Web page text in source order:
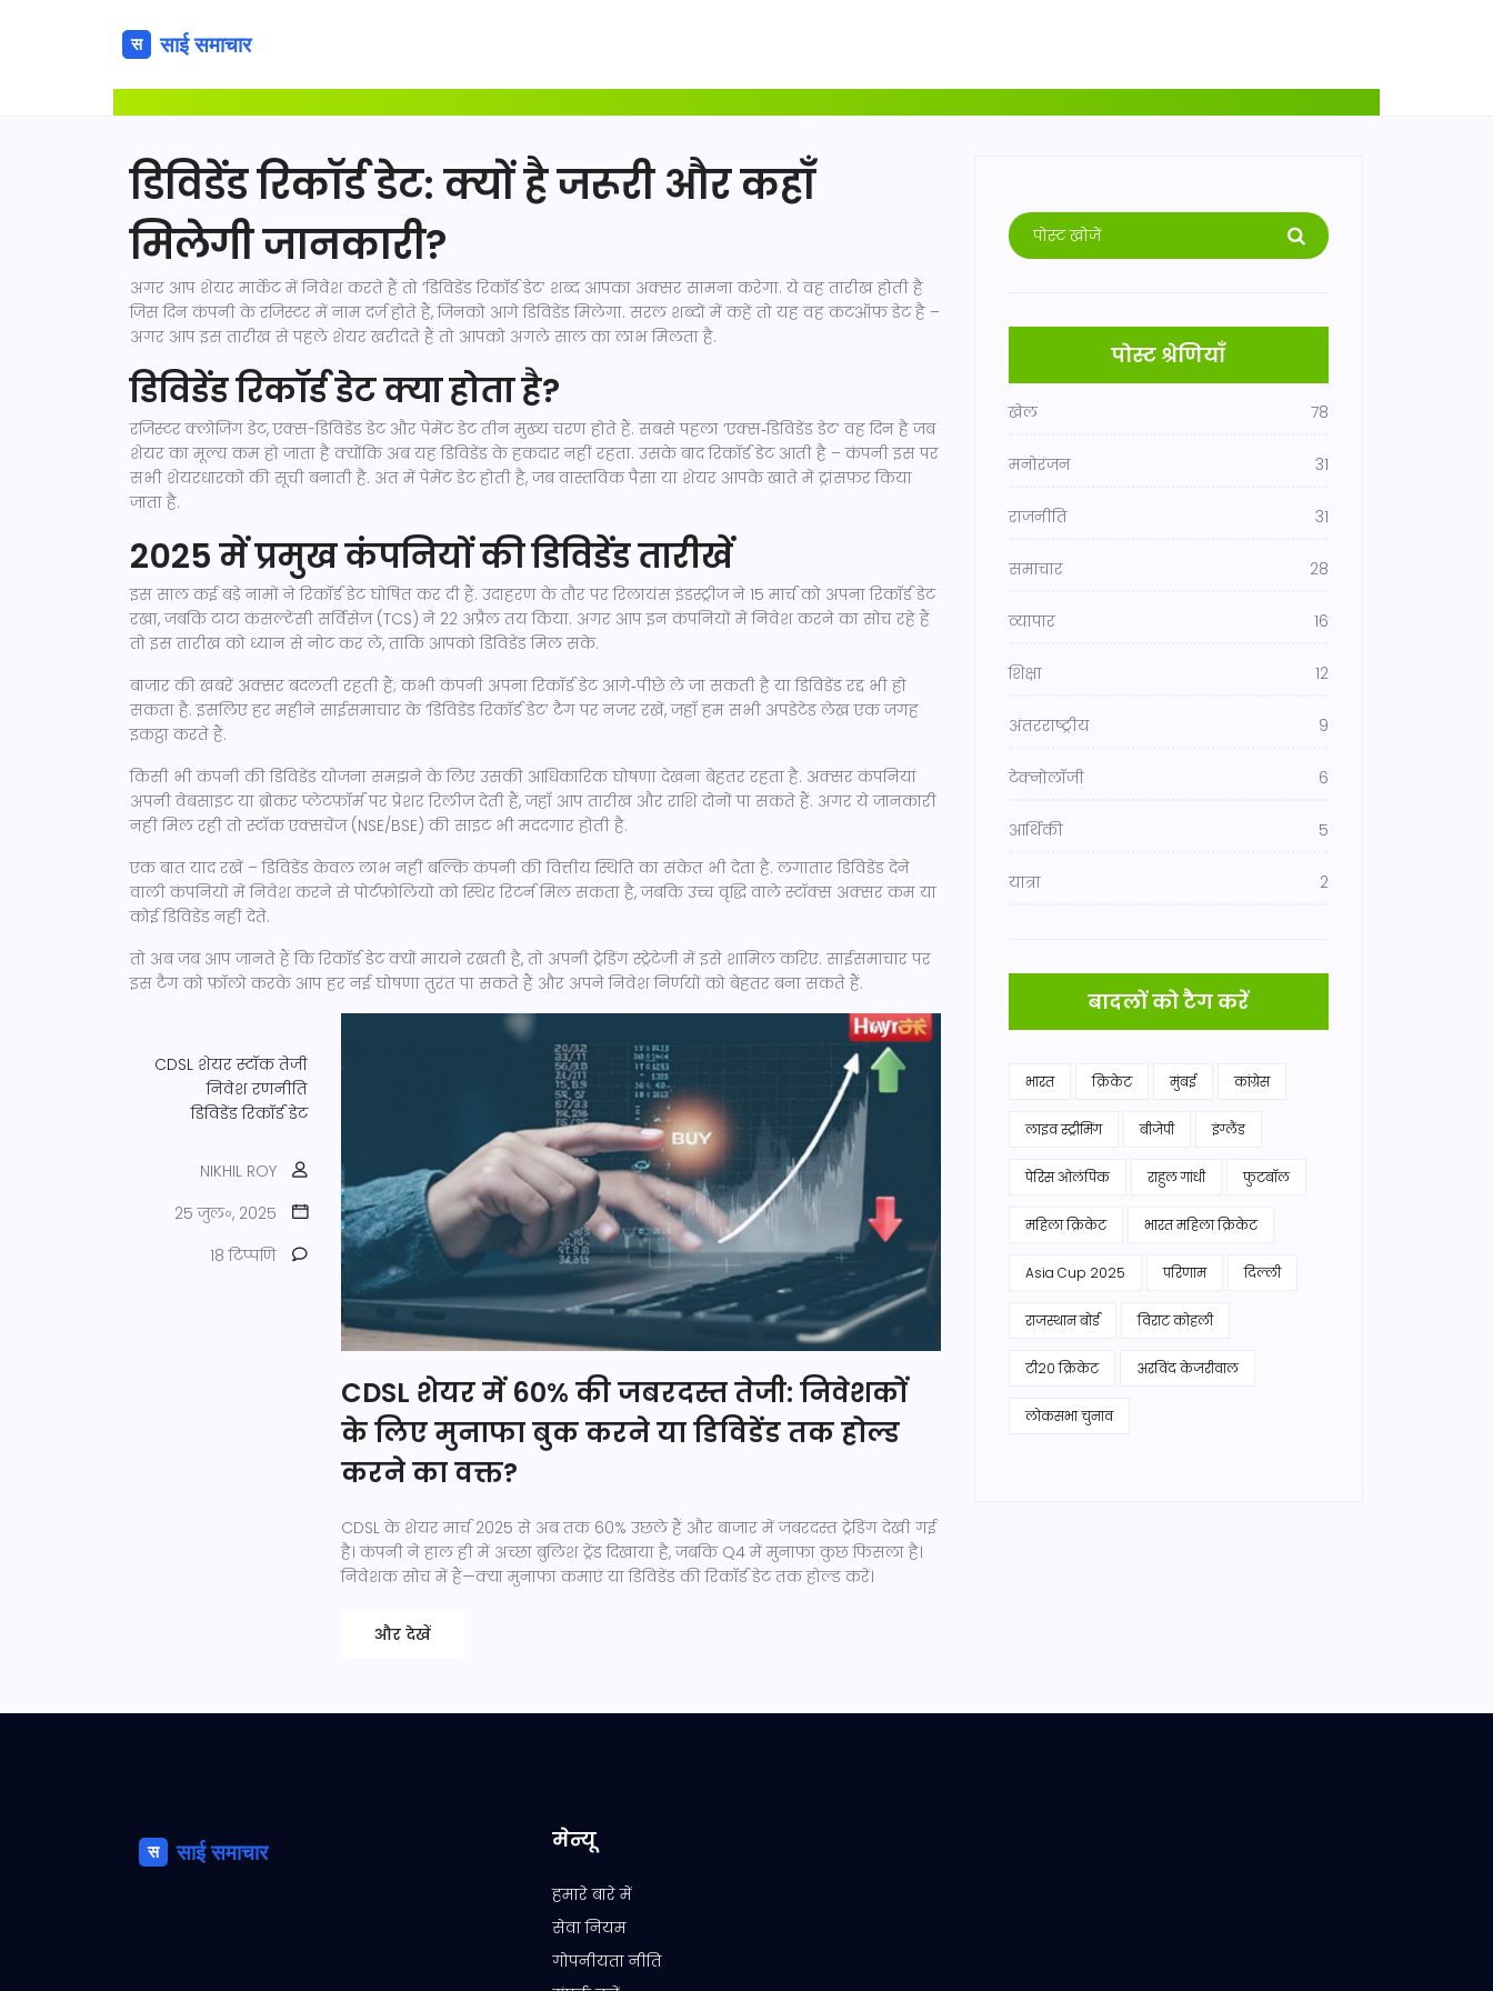
डिविडेंड रिकॉर्ड डेट: क्यों है जरूरी और कहाँ
मिलेगी जानकारी?
अगर आप शेयर मार्केट में निवेश करते हैं तो ‘डिविडेंड रिकॉर्ड डेट’ शब्द आपका अक्सर सामना करेगा. ये वह तारीख होती है
जिस दिन कंपनी के रजिस्टर में नाम दर्ज होते हैं, जिनको आगे डिविडेंड मिलेगा. सरल शब्दों में कहें तो यह वह कटऑफ़ डेट है –
अगर आप इस तारीख से पहले शेयर खरीदते हैं तो आपको अगले साल का लाभ मिलता है.
डिविडेंड रिकॉर्ड डेट क्या होता है?
रजिस्टर क्लोजिंग डेट, एक्स-डिविडेंड डेट और पेमेंट डेट तीन मुख्य चरण होते हैं. सबसे पहला ‘एक्स‑डिविडेंड डेट’ वह दिन है जब
शेयर का मूल्य कम हो जाता है क्योंकि अब यह डिविडेंड के हकदार नहीं रहता. उसके बाद रिकॉर्ड डेट आती है – कंपनी इस पर
सभी शेयरधारकों की सूची बनाती है. अंत में पेमेंट डेट होती है, जब वास्तविक पैसा या शेयर आपके खाते में ट्रांसफ़र किया
जाता है.
2025 में प्रमुख कंपनियों की डिविडेंड तारीखें
इस साल कई बड़े नामों ने रिकॉर्ड डेट घोषित कर दी हैं. उदाहरण के तौर पर रिलायंस इंडस्ट्रीज ने 15 मार्च को अपना रिकॉर्ड डेट
रखा, जबकि टाटा कंसल्टेंसी सर्विसेज़ (TCS) ने 22 अप्रैल तय किया. अगर आप इन कंपनियों में निवेश करने का सोच रहे हैं
तो इस तारीख को ध्यान से नोट कर लें, ताकि आपको डिविडेंड मिल सके.
बाजार की खबरें अक्सर बदलती रहती हैं; कभी कंपनी अपना रिकॉर्ड डेट आगे‑पीछे ले जा सकती है या डिविडेंड रद्द भी हो
सकता है. इसलिए हर महीने साईसमाचार के ‘डिविडेंड रिकॉर्ड डेट’ टैग पर नजर रखें, जहाँ हम सभी अपडेटेड लेख एक जगह
इकट्ठा करते हैं.
किसी भी कंपनी की डिविडेंड योजना समझने के लिए उसकी आधिकारिक घोषणा देखना बेहतर रहता है. अक्सर कंपनियां
अपनी वेबसाइट या ब्रोकर प्लेटफ़ॉर्म पर प्रेशर रिलीज़ देती हैं, जहाँ आप तारीख और राशि दोनों पा सकते हैं. अगर ये जानकारी
नहीं मिल रही तो स्टॉक एक्सचेंज (NSE/BSE) की साइट भी मददगार होती है.
एक बात याद रखें – डिविडेंड केवल लाभ नहीं बल्कि कंपनी की वित्तीय स्थिति का संकेत भी देता है. लगातार डिविडेंड देने
वाली कंपनियों में निवेश करने से पोर्टफ़ोलियो को स्थिर रिटर्न मिल सकता है, जबकि उच्च वृद्धि वाले स्टॉक्स अक्सर कम या
कोई डिविडेंड नहीं देते.
तो अब जब आप जानते हैं कि रिकॉर्ड डेट क्यों मायने रखती है, तो अपनी ट्रेडिंग स्ट्रेटेजी में इसे शामिल करिए. साईसमाचार पर
इस टैग को फ़ॉलो करके आप हर नई घोषणा तुरंत पा सकते हैं और अपने निवेश निर्णयों को बेहतर बना सकते हैं.
CDSL शेयर स्टॉक तेजी
निवेश रणनीति
डिविडेंड रिकॉर्ड डेट
NIKHIL ROY
25 जुल॰, 2025
18 टिप्पणि
CDSL शेयर में 60% की जबरदस्त तेजी: निवेशकों
के लिए मुनाफा बुक करने या डिविडेंड तक होल्ड
करने का वक्त?
CDSL के शेयर मार्च 2025 से अब तक 60% उछले हैं और बाजार में जबरदस्त ट्रेडिंग देखी गई
है। कंपनी ने हाल ही में अच्छा बुलिश ट्रेंड दिखाया है, जबकि Q4 में मुनाफा कुछ फिसला है।
निवेशक सोच में हैं—क्या मुनाफा कमाएं या डिविडेंड की रिकॉर्ड डेट तक होल्ड करें।
और देखें
पोस्ट श्रेणियाँ
खेल 78
मनोरंजन 31
राजनीति 31
समाचार 28
व्यापार 16
शिक्षा 12
अंतरराष्ट्रीय 9
टेक्नोलॉजी 6
आर्थिकी 5
यात्रा 2
बादलों को टैग करें
भारत क्रिकेट मुंबई कांग्रेस
लाइव स्ट्रीमिंग बीजेपी इंग्लैंड
पेरिस ओलंपिक राहुल गांधी फुटबॉल
महिला क्रिकेट भारत महिला क्रिकेट
Asia Cup 2025 परिणाम दिल्ली
राजस्थान बोर्ड विराट कोहली
टी20 क्रिकेट अरविंद केजरीवाल
लोकसभा चुनाव
मेन्यू
हमारे बारे में
सेवा नियम
गोपनीयता नीति